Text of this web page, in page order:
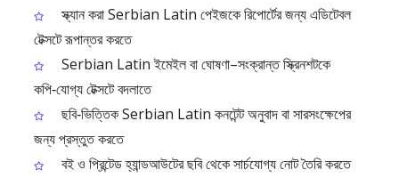
স্ক্যান করা Serbian Latin পেইজকে রিপোর্টের জন্য এডিটেবল
টেক্সটে রূপান্তর করতে
Serbian Latin ইমেইল বা ঘোষণা–সংক্রান্ত স্ক্রিনশটকে
কপি‑যোগ্য টেক্সটে বদলাতে
ছবি‑ভিত্তিক Serbian Latin কনটেন্ট অনুবাদ বা সারসংক্ষেপের
জন্য প্রস্তুত করতে
বই ও প্রিন্টেড হ্যান্ডআউটের ছবি থেকে সার্চযোগ্য নোট তৈরি করতে